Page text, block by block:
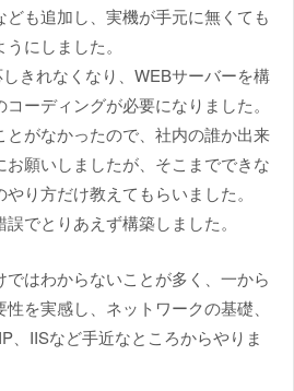
も追加し、実機が手元に無くても
にしました。
きれなくなり、WEBサーバーを構
ーディングが必要になりました。
とがなかったので、社内の誰か出来
お願いしましたが、そこまでできな
り方だけ教えてもらいました。
でとりあえず構築しました。
ではわからないことが多く、一から
を実感し、ネットワークの基礎、
、IISなど手近なところからやりま